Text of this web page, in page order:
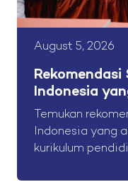
August 5, 2026
Rekomendasi
Indonesia
Temukan
Indonesia yang
kurikulum